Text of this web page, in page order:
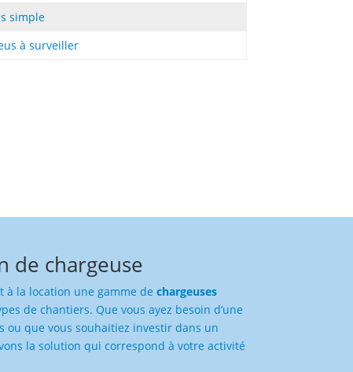
simple
à surveiller
de chargeuse
à la location une gamme de chargeuses
de chantiers. Que vous ayez besoin d’une
ou que vous souhaitiez investir dans un
la solution qui correspond à votre activité